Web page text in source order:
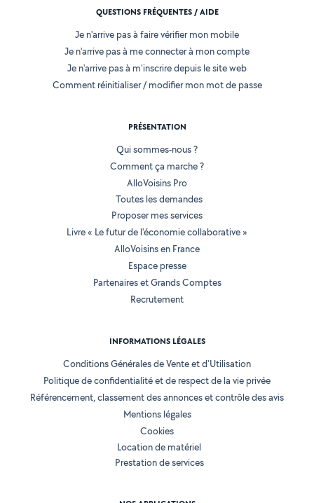
QUESTIONS FRÉQUENTES / AIDE
Je n'arrive pas à faire vérifier mon mobile
Je n'arrive pas à me connecter à mon compte
Je n'arrive pas à m'inscrire depuis le site web
Comment réinitialiser / modifier mon mot de passe
PRÉSENTATION
Qui sommes-nous ?
Comment ça marche ?
AlloVoisins Pro
Toutes les demandes
Proposer mes services
Livre « Le futur de l'économie collaborative »
AlloVoisins en France
Espace presse
Partenaires et Grands Comptes
Recrutement
INFORMATIONS LÉGALES
Conditions Générales de Vente et d'Utilisation
Politique de confidentialité et de respect de la vie privée
Référencement, classement des annonces et contrôle des avis
Mentions légales
Cookies
Location de matériel
Prestation de services